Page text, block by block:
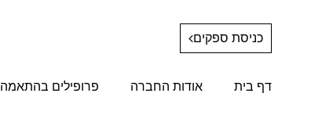
כניסת ספקים
דף בית אודות החברה פרופילים בהתאמה